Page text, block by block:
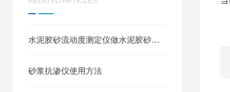
水泥胶砂流动度测定仪做水泥胶砂流动度测定方法
砂浆抗渗仪使用方法